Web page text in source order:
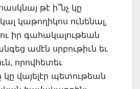
թէ ի՞նչ կը
կաթողիկոս ունենալ,
իր գահակալութեան
ամէն սրբութիւն եւ
որովհետեւ
կը վայելէր պետութեան